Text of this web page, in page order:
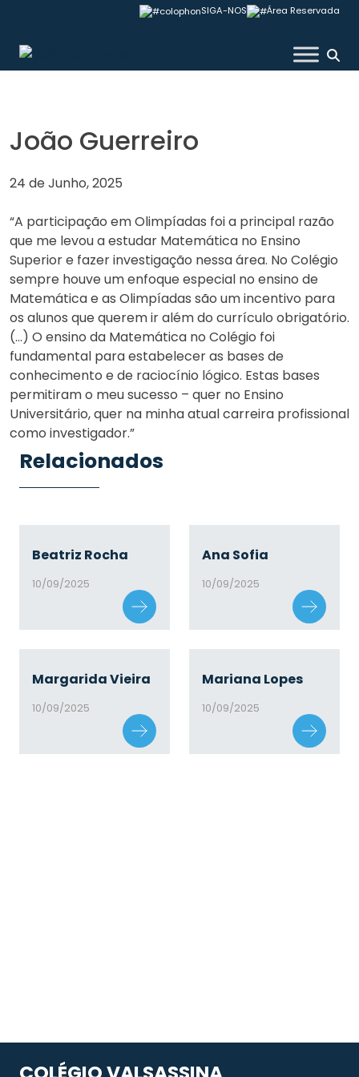
content
SIGA-NOS Área Reservada
Colégio Valsassina
João Guerreiro
24 de Junho, 2025
“A participação em Olimpíadas foi a principal razão
que me levou a estudar Matemática no Ensino
Superior e fazer investigação nessa área. No Colégio
sempre houve um enfoque especial no ensino de
Matemática e as Olimpíadas são um incentivo para
os alunos que querem ir além do currículo obrigatório.
(…) O ensino da Matemática no Colégio foi
fundamental para estabelecer as bases de
conhecimento e de raciocínio lógico. Estas bases
permitiram o meu sucesso – quer no Ensino
Universitário, quer na minha atual carreira profissional
como investigador.”
Relacionados
Beatriz Rocha
10/09/2025
Ana Sofia
10/09/2025
Margarida Vieira
10/09/2025
Mariana Lopes
10/09/2025